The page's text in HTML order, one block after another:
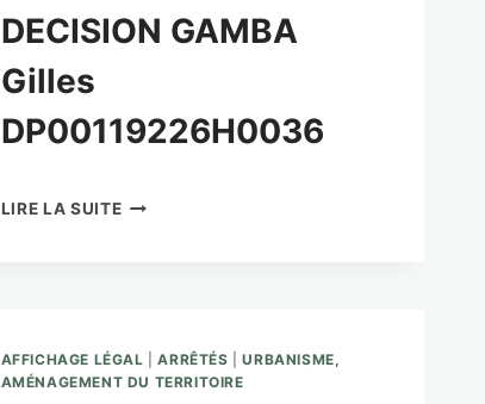
DECISION GAMBA
Gilles
DP00119226H0036
LIRE LA SUITEDECISION
AFFICHAGE LÉGAL |ARRÊTÉS |URBANISME,
AMÉNAGEMENT DU TERRITOIRE